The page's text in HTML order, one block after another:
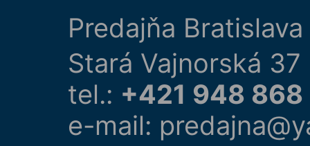
Predajňa Bratislava
Stará Vajnorská 37
tel.: +421 948
e-mail: